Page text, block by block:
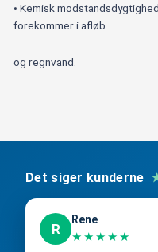
• Kemisk
forekommer i afløb
og regnvand.
Det siger kunderne
R
Rene
★★★★★